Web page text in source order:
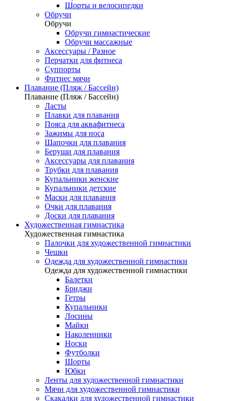
Шорты и велосипедки
Обручи
Обручи
Обручи гимнастические
Обручи массажные
Аксессуары / Разное
Перчатки для фитнеса
Суппорты
Фитнес мячи
Плавание (Пляж / Бассейн)
Плавание (Пляж / Бассейн)
Ласты
Плавки для плавания
Пояса для аквафитнеса
Зажимы для носа
Шапочки для плавания
Беруши для плавания
Аксессуары для плавания
Трубки для плавания
Купальники женские
Купальники детские
Маски для плавания
Очки для плавания
Доски для плавания
Художественная гимнастика
Художественная гимнастика
Палочки для художественной гимнастики
Чешки
Одежда для художественной гимнастики
Одежда для художественной гимнастики
Балетки
Бриджи
Гетры
Купальники
Лосины
Майки
Наколенники
Носки
Футболки
Шорты
Юбки
Ленты для художественной гимнастики
Мячи для художественной гимнастики
Скакалки для художественной гимнастики